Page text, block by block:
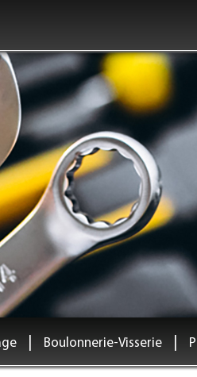
Boulonnerie-Visserie